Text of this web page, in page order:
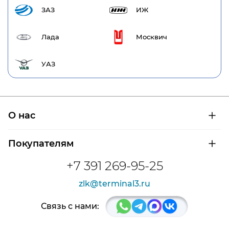
ЗАЗ ИЖ
Лада Москвич
УАЗ
+7 391 269-95-25
zlk@terminal3.ru
О нас
Сертификаты на продукцию
Покупателям
Доставка и оплата
Расшифровка маркировки подшипников
Связь с нами: